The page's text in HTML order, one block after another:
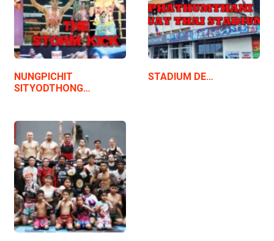
NUNGPICHIT
SITYODTHONG…
STADIUM DE…